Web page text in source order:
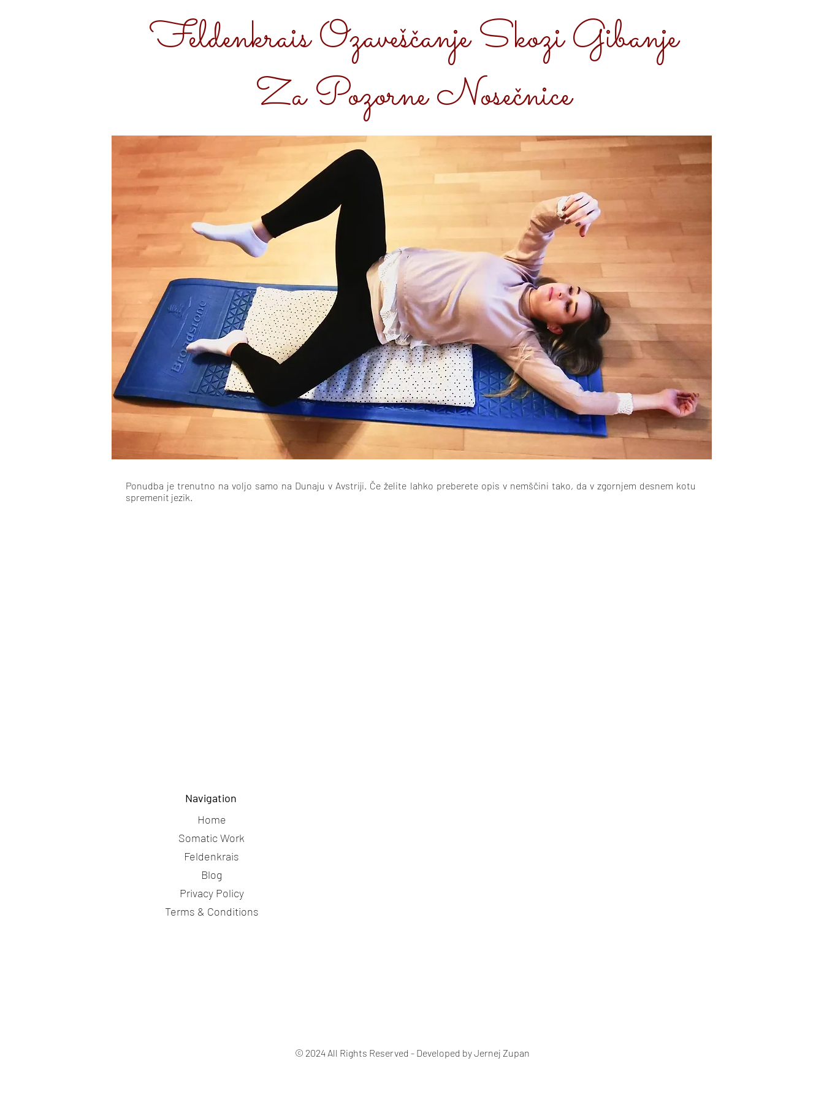
Feldenkrais Ozaveščanje Skozi Gibanje
Za Pozorne Nosečnice
Ponudba je trenutno na voljo samo na Dunaju v Avstriji. Če želite lahko preberete opis v nemščini tako, da v zgornjem desnem kotu
spremenit jezik.
Navigation
Home
Somatic Work
Feldenkrais
Blog
Privacy Policy
Terms & Conditions
© 2024 All Rights Reserved - Developed by Jernej Zupan